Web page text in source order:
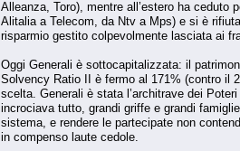
Alleanza, Toro), mentre all’estero ha ceduto
Alitalia a Telecom, da Ntv a Mps) e si è
risparmio gestito colpevolmente lasciata ai
Oggi Generali è sottocapitalizzata: il
Solvency Ratio II è fermo al 171% (contro il
scelta. Generali è stata l’architrave dei
incrociava tutto, grandi griffe e grandi
sistema, e rendere le partecipate non
in compenso laute cedole.